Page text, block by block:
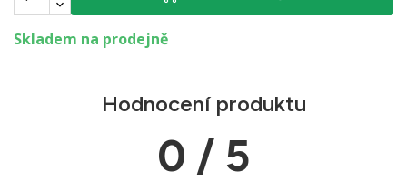
Skladem na prodejně
Hodnocení produktu
0 / 5